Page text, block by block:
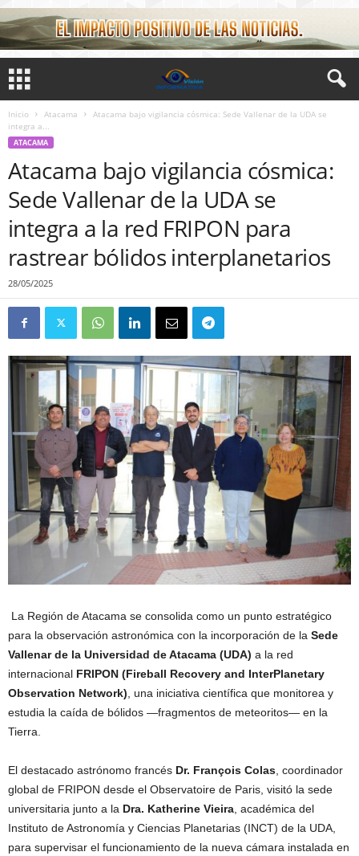
Inicio Atacama
Atacama bajo vigilancia cósmica: Sede Vallenar de la UDA se
integra a...
ATACAMA
Atacama bajo vigilancia cósmica:
Sede Vallenar de la UDA se
integra a la red FRIPON para
rastrear bólidos interplanetarios
28/05/2025
La Región de Atacama se consolida como un punto estratégico
para la observación astronómica con la incorporación de la Sede
Vallenar de la Universidad de Atacama (UDA) a la red
internacional FRIPON (Fireball Recovery and InterPlanetary
Observation Network), una iniciativa científica que monitorea y
estudia la caída de bólidos —fragmentos de meteoritos— en la
Tierra.
El destacado astrónomo francés Dr. François Colas, coordinador
global de FRIPON desde el Observatoire de Paris, visitó la sede
universitaria junto a la Dra. Katherine Vieira, académica del
Instituto de Astronomía y Ciencias Planetarias (INCT) de la UDA,
para supervisar el funcionamiento de la nueva cámara instalada en